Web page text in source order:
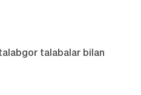
talabalar bilan